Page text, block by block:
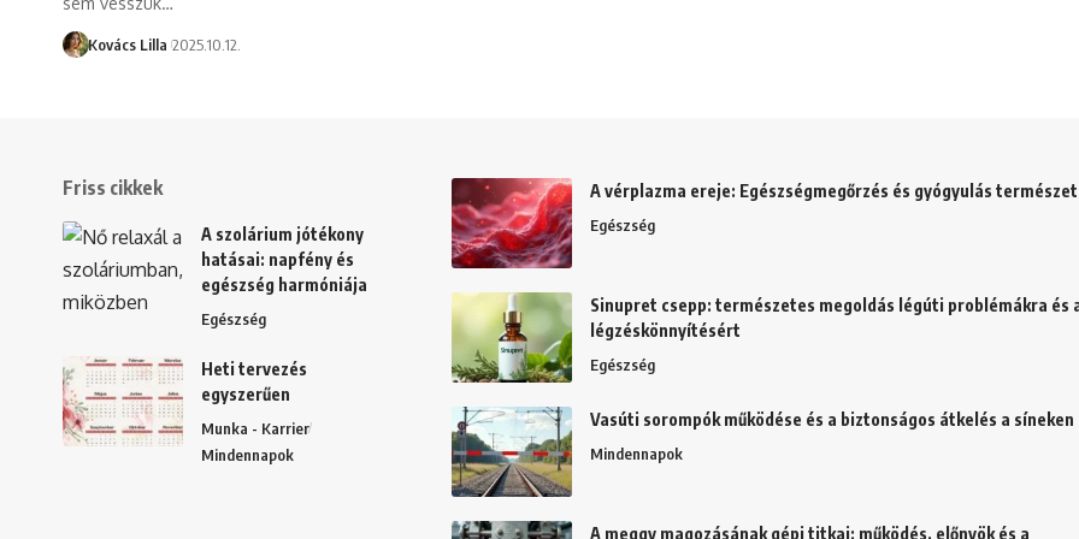
Kovács Lilla 2025.10.12.
Friss cikkek
A szolárium jótékony
hatásai: napfény és
egészség harmóniája
Egészség
Heti tervezés
egyszerűen
Munka - Karrier
Mindennapok
A vérplazma ereje: Egészségmegőrzés és gyógyulás
Egészség
Sinupret csepp: természetes megoldás légúti problémákra és
légzéskönnyítésért
Egészség
Vasúti sorompók működése és a biztonságos átkelés a síneken
Mindennapok
A meggy magozásának gépi titkai: működés, előnyök és a